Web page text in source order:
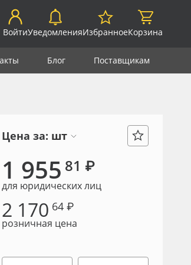
ВойтиУведомленияИзбранноеКорзина
Блог Поставщикам
Цена за: шт
1 955 81 ₽
для юридических лиц
2 170 64 ₽
розничная цена